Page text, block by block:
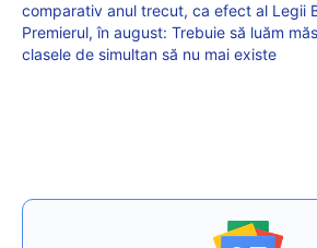
comparativ anul trecut, ca efect al Legii
Premierul, în august: Trebuie să luăm
clasele de simultan să nu mai existe